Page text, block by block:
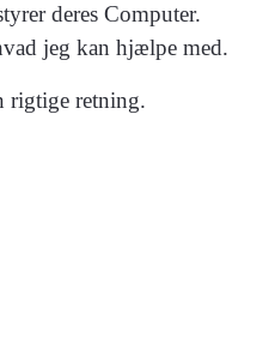
deres Computer.
jeg kan hjælpe med.
rigtige retning.